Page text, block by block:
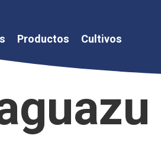
Productos Cultivos